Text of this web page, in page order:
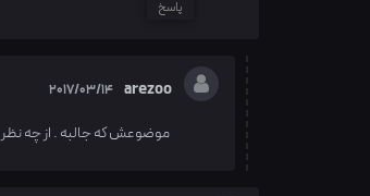
پاسخ
arezoo
2017/03/14
موضوعش که جالبه . از چه